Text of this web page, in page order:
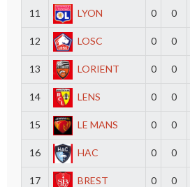
11 LYON 0 0
12 LOSC 0 0
13 LORIENT 0 0
14 LENS 0 0
15 LE MANS 0 0
16 HAC 0 0
17 BREST 0 0